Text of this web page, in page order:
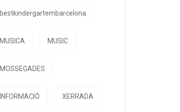
bestkindergartembarcelona
MUSICA MUSIC
MOSSEGADES
INFORMACIÓ XERRADA